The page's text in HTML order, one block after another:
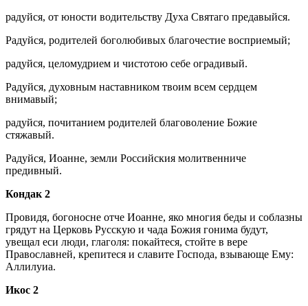
радуйся, от юности водительству Духа Святаго предавыйся.
Радуйся, родителей боголюбивых благочестие восприемый;
радуйся, целомудрием и чистотою себе оградивый.
Радуйся, духовным наставником твоим всем сердцем
внимавый;
радуйся, почитанием родителей благоволение Божие
стяжавый.
Радуйся, Иоанне, земли Российския молитвенниче
предивный.
Кондак 2
Провидя, богоносне отче Иоанне, яко многия беды и соблазны
грядут на Церковь Русскую и чада Божия гонима будут,
увещал еси люди, глаголя: покайтеся, стойте в вере
Православней, крепитеся и славите Господа, взывающе Ему:
Аллилуиа.
Икос 2